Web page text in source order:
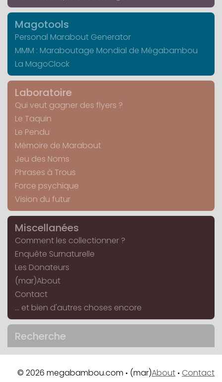
Magotools
Personal Marabout Generator
MMM : Maraboutage Mondial de Mégabambou
La MagoClock
Laboratoire
Qui veut gagner des flyers ?
Le Taquin
Le Pendu
Mémoire de Marabout
Jeu des Noms
Phrases à Trous
Force psychique
Vision du futur
Miscellanées
Comment les collectionner ?
Enquête Surnaturelle
Les Donateurs
(mar)About
Contact
... et bien d'autres choses encore
Recherche
© 2026 megabambou.com • (mar)About • Contact